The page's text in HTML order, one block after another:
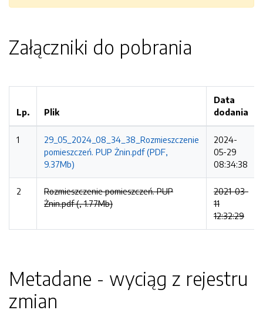
Załączniki do pobrania
Lp. Plik
Data
dodania
1
29_05_2024_08_34_38_Rozmieszczenie
pomieszczeń. PUP Żnin.pdf (PDF,
9.37Mb)
2024-
05-29
08:34:38
2
Rozmieszczenie pomieszczeń. PUP
Żnin.pdf (, 1.77Mb)
2021-03-
11
12:32:29
Metadane - wyciąg z rejestru
zmian